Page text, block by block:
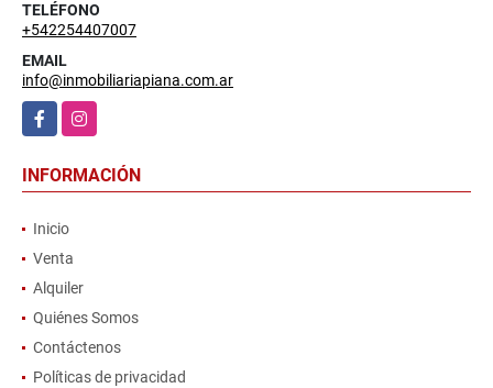
TELÉFONO
+542254407007
EMAIL
info@inmobiliariapiana.com.ar
FacebookInstagram
INFORMACIÓN
Inicio
Venta
Alquiler
Quiénes Somos
Contáctenos
Políticas de privacidad